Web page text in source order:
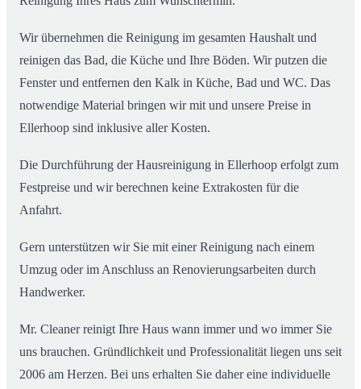
Wir übernehmen die Reinigung im gesamten Haushalt und
reinigen das Bad, die Küche und Ihre Böden. Wir putzen die
Fenster und entfernen den Kalk in Küche, Bad und WC. Das
notwendige Material bringen wir mit und unsere Preise in
Ellerhoop sind inklusive aller Kosten.
Die Durchführung der Hausreinigung in Ellerhoop erfolgt zum
Festpreise und wir berechnen keine Extrakosten für die
Anfahrt.
Gern unterstützen wir Sie mit einer Reinigung nach einem
Umzug oder im Anschluss an Renovierungsarbeiten durch
Handwerker.
Mr. Cleaner reinigt Ihre Haus wann immer und wo immer Sie
uns brauchen. Gründlichkeit und Professionalität liegen uns seit
2006 am Herzen. Bei uns erhalten Sie daher eine individuelle